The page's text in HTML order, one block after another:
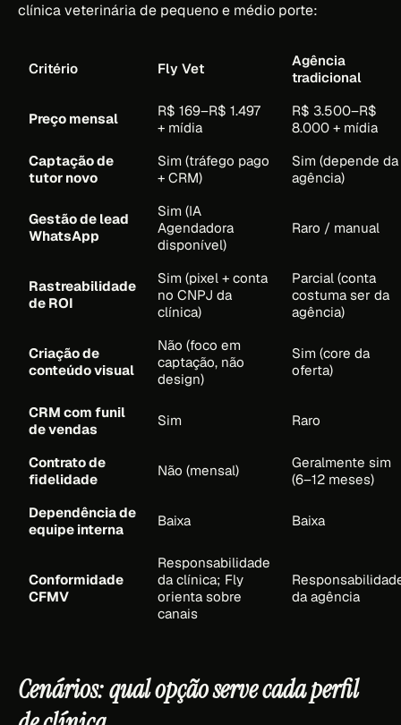
clínica veterinária de pequeno e médio porte:
Critério Fly Vet
Agência
tradicional
Preço mensal
R$ 169–R$ 1.497
+ mídia
R$ 3.500–R$
8.000 + mídia
Captação de
tutor novo
Sim (tráfego pago
+ CRM)
Sim (depende da
agência)
Gestão de lead
WhatsApp
Sim (IA
Agendadora
disponível)
Raro / manual
Rastreabilidade
de ROI
Sim (pixel + conta
no CNPJ da
clínica)
Parcial (conta
costuma ser da
agência)
Criação de
conteúdo visual
Não (foco em
captação, não
design)
Sim (core da
oferta)
CRM com funil
de vendas
Sim Raro
Contrato de
fidelidade
Não (mensal)
Geralmente sim
(6–12 meses)
Dependência de
equipe interna
Baixa Baixa
Conformidade
CFMV
Responsabilidade
da clínica; Fly
orienta sobre
canais
da agência
Cenários: qual opção serve cada perfil